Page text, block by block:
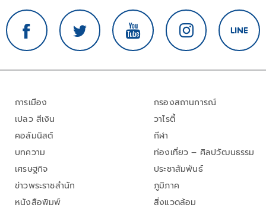
การเมือง
เปลว สีเงิน
คอลัมนิสต์
บทความ
เศรษฐกิจ
ข่าวพระราชสำนัก
หนังสือพิมพ์
กรองสถานการณ์
วาไรตี้
กีฬา
ท่องเที่ยว – ศิลปวัฒนธรรม
ประชาสัมพันธ์
ภูมิภาค
สิ่งแวดล้อม